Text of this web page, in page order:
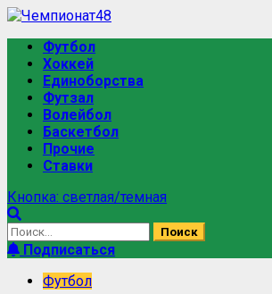
Футбол
Хоккей
Единоборства
Футзал
Волейбол
Баскетбол
Прочие
Ставки
Кнопка: светлая/темная
Подписаться
Футбол